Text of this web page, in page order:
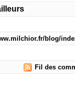
blog/
Fil des